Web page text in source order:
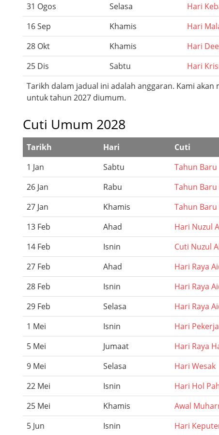
31 Ogos
Selasa
Hari
16 Sep
Khamis
Hari
28 Okt
Khamis
Hari
25 Dis
Sabtu
Hari
Tarikh dalam jadual ini adalah anggaran. Kami
untuk tahun 2027 diumum.
Cuti Umum 2028
Tarikh Hari
Cuti
1 Jan
Sabtu
Tahun Baru
26 Jan
Rabu
Tahun Baru
27 Jan
Khamis
Tahun Baru
13 Feb
Ahad
Hari Nuzul
14 Feb
Isnin
Cuti Nuzul
27 Feb
Ahad
Hari Raya
28 Feb
Isnin
Hari Raya
29 Feb
Selasa
Hari Raya
1 Mei
Isnin
Hari Pekerja
5 Mei
Jumaat
Hari Raya
9 Mei
Selasa
Hari Wesak
22 Mei
Isnin
Hari Hol
25 Mei
Khamis
Awal
5 Jun
Isnin Hari